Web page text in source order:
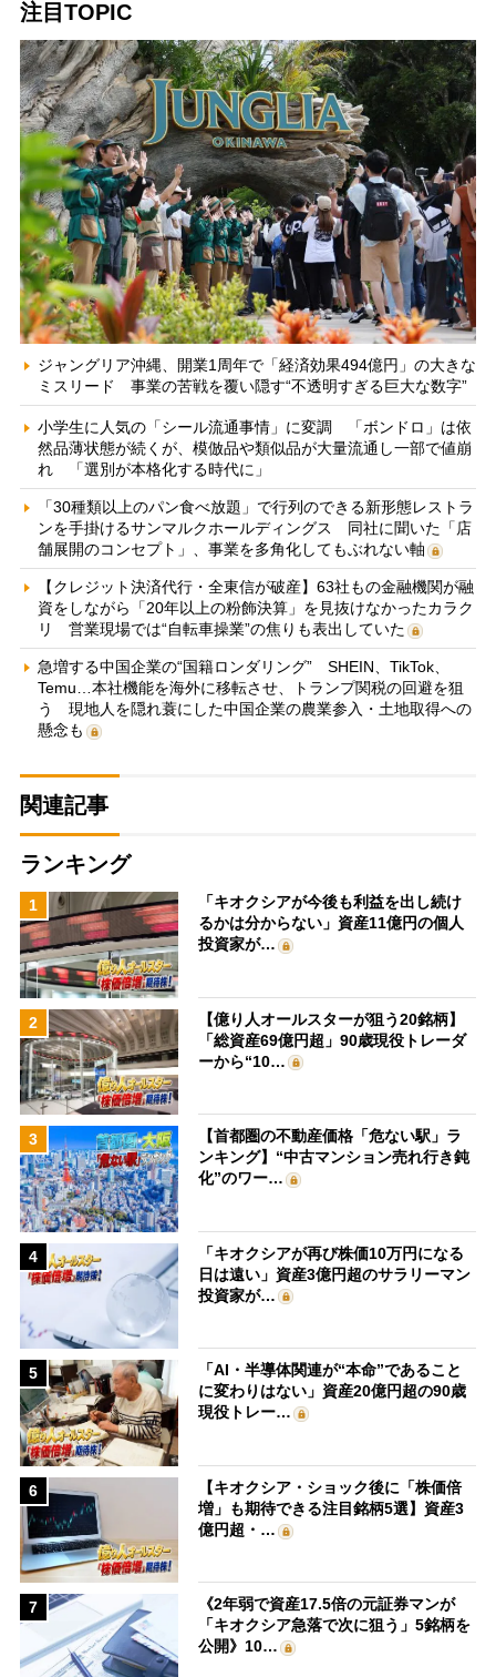
注目TOPIC
ジャングリア沖縄、開業1周年で「経済効果494億円」の大きな
ミスリード 事業の苦戦を覆い隠す“不透明すぎる巨大な数字”
小学生に人気の「シール流通事情」に変調 「ボンドロ」は依
然品薄状態が続くが、模倣品や類似品が大量流通し一部で値崩
れ 「選別が本格化する時代に」
「30種類以上のパン食べ放題」で行列のできる新形態レストラ
ンを手掛けるサンマルクホールディングス 同社に聞いた「店
舗展開のコンセプト」、事業を多角化してもぶれない軸
【クレジット決済代行・全東信が破産】63社もの金融機関が融
資をしながら「20年以上の粉飾決算」を見抜けなかったカラク
リ 営業現場では“自転車操業”の焦りも表出していた
急増する中国企業の“国籍ロンダリング” SHEIN、TikTok、
Temu…本社機能を海外に移転させ、トランプ関税の回避を狙
う 現地人を隠れ蓑にした中国企業の農業参入・土地取得への
懸念も
関連記事
ランキング
1
「キオクシアが今後も利益を出し続け
るかは分からない」資産11億円の個人
投資家が…
2
【億り人オールスターが狙う20銘柄】
「総資産69億円超」90歳現役トレーダ
ーから“10…
3
【首都圏の不動産価格「危ない駅」ラ
ンキング】“中古マンション売れ行き鈍
化”のワー…
4
「キオクシアが再び株価10万円になる
日は遠い」資産3億円超のサラリーマン
投資家が…
5
「AI・半導体関連が“本命”であること
に変わりはない」資産20億円超の90歳
現役トレー…
6
【キオクシア・ショック後に「株価倍
増」も期待できる注目銘柄5選】資産3
億円超・…
7
《2年弱で資産17.5倍の元証券マンが
「キオクシア急落で次に狙う」5銘柄を
公開》10…